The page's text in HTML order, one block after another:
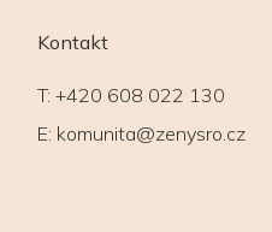
Kontakt
T: +420 608 022 130
E: komunita@zenysro.cz